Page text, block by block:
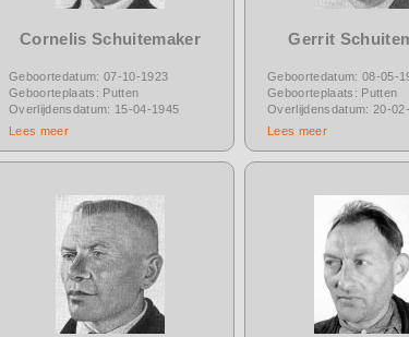
Cornelis Schuitemaker
Geboortedatum: 07-10-1923
Geboorteplaats: Putten
Overlijdensdatum: 15-04-1945
Lees meer
Gerrit
Geboortedatum: 08-05-
Geboorteplaats: Putten
Overlijdensdatum: 20-
Lees meer